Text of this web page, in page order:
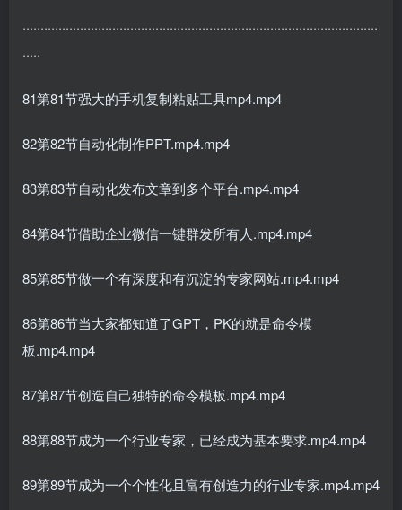
···································································································
·····
81第81节强大的手机复制粘贴工具mp4.mp4
82第82节自动化制作PPT.mp4.mp4
83第83节自动化发布文章到多个平台.mp4.mp4
84第84节借助企业微信一键群发所有人.mp4.mp4
85第85节做一个有深度和有沉淀的专家网站.mp4.mp4
86第86节当大家都知道了GPT，PK的就是命令模
板.mp4.mp4
87第87节创造自己独特的命令模板.mp4.mp4
88第88节成为一个行业专家，已经成为基本要求.mp4.mp4
89第89节成为一个个性化且富有创造力的行业专家.mp4.mp4